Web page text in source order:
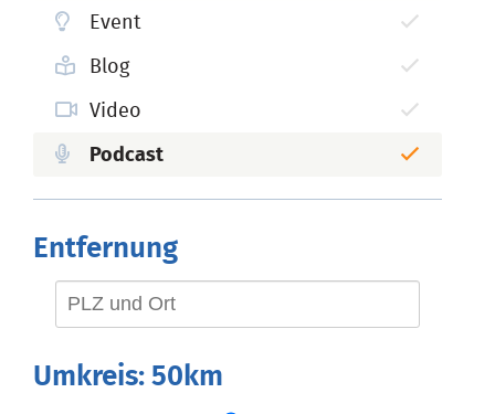
Event
Blog
Video
Podcast
Entfernung
Umkreis: 50km